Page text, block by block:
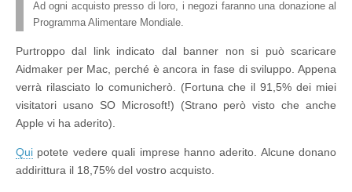
Ad ogni acquisto presso di loro, i negozi faranno una donazione al
Programma Alimentare Mondiale.
Purtroppo dal link indicato dal banner non si può scaricare
Aidmaker per Mac, perché è ancora in fase di sviluppo. Appena
verrà rilasciato lo comunicherò. (Fortuna che il 91,5% dei miei
visitatori usano SO Microsoft!) (Strano però visto che anche
Apple vi ha aderito).
Qui potete vedere quali imprese hanno aderito. Alcune donano
addirittura il 18,75% del vostro acquisto.